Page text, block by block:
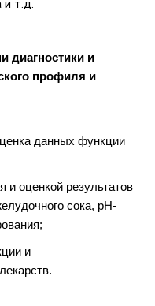
и т.д.
диагностики и
профиля и
данных функции
и оценкой результатов
сока, рН-
и